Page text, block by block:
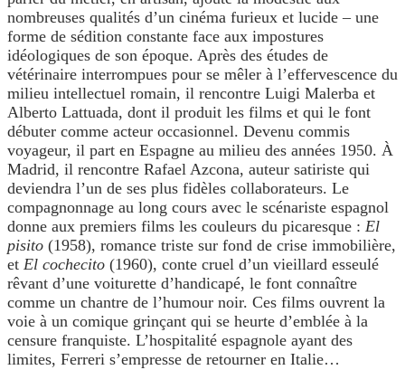
nombreuses qualités d’un cinéma furieux et lucide – une
forme de sédition constante face aux impostures
idéologiques de son époque. Après des études de
vétérinaire interrompues pour se mêler à l’effervescence du
milieu intellectuel romain, il rencontre Luigi Malerba et
Alberto Lattuada, dont il produit les films et qui le font
débuter comme acteur occasionnel. Devenu commis
voyageur, il part en Espagne au milieu des années 1950. À
Madrid, il rencontre Rafael Azcona, auteur satiriste qui
deviendra l’un de ses plus fidèles collaborateurs. Le
compagnonnage au long cours avec le scénariste espagnol
donne aux premiers films les couleurs du picaresque : El
pisito (1958), romance triste sur fond de crise immobilière,
et El cochecito (1960), conte cruel d’un vieillard esseulé
rêvant d’une voiturette d’handicapé, le font connaître
comme un chantre de l’humour noir. Ces films ouvrent la
voie à un comique grinçant qui se heurte d’emblée à la
censure franquiste. L’hospitalité espagnole ayant des
limites, Ferreri s’empresse de retourner en Italie…